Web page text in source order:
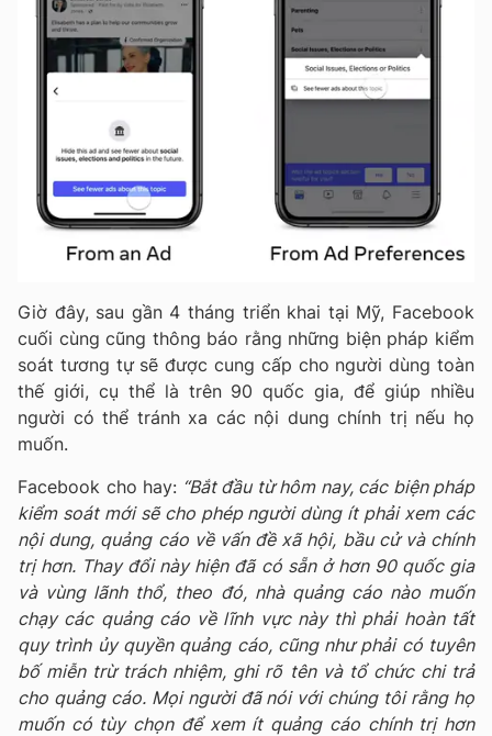
Giờ đây, sau gần 4 tháng triển khai tại Mỹ, Facebook
cuối cùng cũng thông báo rằng những biện pháp kiểm
soát tương tự sẽ được cung cấp cho người dùng toàn
thế giới, cụ thể là trên 90 quốc gia, để giúp nhiều
người có thể tránh xa các nội dung chính trị nếu họ
muốn.
Facebook cho hay: “Bắt đầu từ hôm nay, các biện pháp
kiểm soát mới sẽ cho phép người dùng ít phải xem các
nội dung, quảng cáo về vấn đề xã hội, bầu cử và chính
trị hơn. Thay đổi này hiện đã có sẵn ở hơn 90 quốc gia
và vùng lãnh thổ, theo đó, nhà quảng cáo nào muốn
chạy các quảng cáo về lĩnh vực này thì phải hoàn tất
quy trình ủy quyền quảng cáo, cũng như phải có tuyên
bố miễn trừ trách nhiệm, ghi rõ tên và tổ chức chi trả
cho quảng cáo. Mọi người đã nói với chúng tôi rằng họ
muốn có tùy chọn để xem ít quảng cáo chính trị hơn